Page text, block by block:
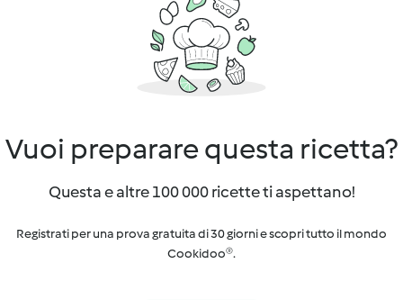
Vuoi preparare questa ricetta?
Questa e altre 100 000 ricette ti aspettano!
Registrati per una prova gratuita di 30 giorni e scopri tutto il mondo
Cookidoo®.